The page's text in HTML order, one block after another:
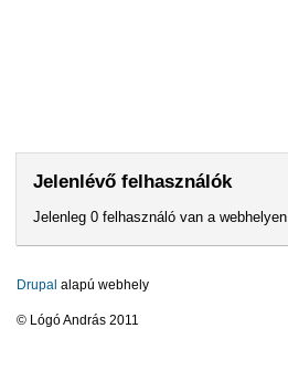
Jelenlévő felhasználók
Jelenleg 0 felhasználó van a webhelyen
Drupal alapú webhely
© Lógó András 2011